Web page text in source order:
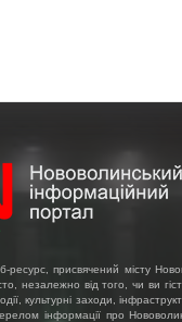
присвячений місту
незалежно від того, чи ви
культурні заходи,
інформації про